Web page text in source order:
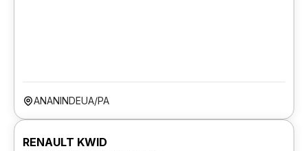
ANANINDEUA/PA
RENAULT KWID